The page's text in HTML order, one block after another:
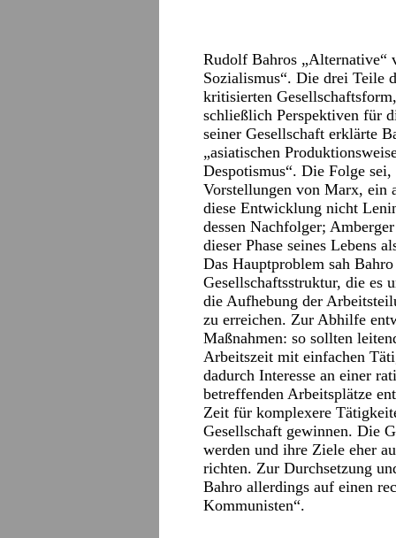
Rudolf Bahros „Alternative“
Sozialismus“. Die drei Teile
kritisierten
schließlich Perspektiven für
seiner Gesellschaft erklärte
„asiatischen
Despotismus“. Die Folge
Vorstellungen von Marx, ein
diese Entwicklung nicht
dessen Nachfolger;
dieser Phase seines Lebens
Das Hauptproblem sah
Gesellschaftsstruktur, die es
die Aufhebung der
zu erreichen. Zur Abhilfe
Maßnahmen: so sollten
Arbeitszeit mit einfachen
dadurch Interesse an einer
betreffenden Arbeitsplätze
Zeit für komplexere
Gesellschaft gewinnen. Die
werden und ihre Ziele eher
richten. Zur Durchsetzung
Bahro allerdings auf einen
Kommunisten“.